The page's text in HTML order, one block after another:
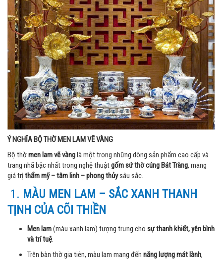
Ý NGHĨA BỘ THỜ MEN LAM VẼ VÀNG
Bộ thờmen lam vẽ vànglà một trong những dòng sản phẩm cao cấp và
trang nhã bậc nhất trong nghệ thuậtgốm sứ thờ cúng Bát Tràng, mang
giá trịthẩm mỹ – tâm linh – phong thủysâu sắc.
1. MÀU MEN LAM – SẮC XANH THANH
TỊNH CỦA CÕI THIỀN
Men lam(màu xanh lam) tượng trưng cho sự thanh khiết, yên bình
và trí tuệ.
Trên bàn thờ gia tiên, màu lam mang đến năng lượng mát lành,